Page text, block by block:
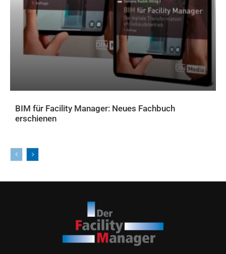
BIM für Facility Manager: Neues Fachbuch
erschienen